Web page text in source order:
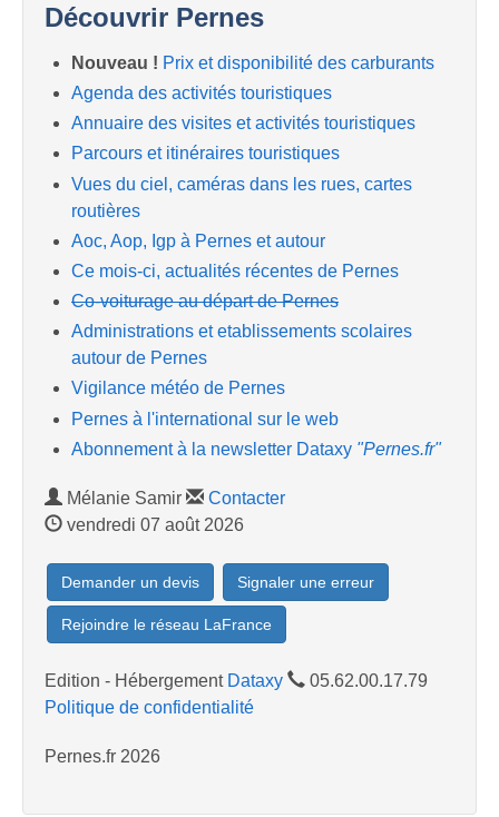
Découvrir Pernes
Nouveau ! Prix et disponibilité des carburants
Agenda des activités touristiques
Annuaire des visites et activités touristiques
Parcours et itinéraires touristiques
Vues du ciel, caméras dans les rues, cartes
routières
Aoc, Aop, Igp à Pernes et autour
Ce mois-ci, actualités récentes de Pernes
Co-voiturage au départ de Pernes
Administrations et etablissements scolaires
autour de Pernes
Vigilance météo de Pernes
Pernes à l'international sur le web
Abonnement à la newsletter Dataxy "Pernes.fr"
Mélanie Samir
Contacter
vendredi 07 août 2026
Demander un devis Signaler une erreur
Rejoindre le réseau LaFrance
Edition - Hébergement Dataxy
05.62.00.17.79
Politique de confidentialité
Pernes.fr 2026